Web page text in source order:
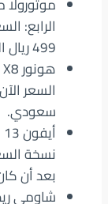
499 ريال السعودي.
سعودي.
بعد أن كان 5199 ريال